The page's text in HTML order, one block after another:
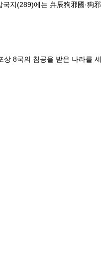
지(289)에는 弁辰狗邪國·狗
8국의 침공을 받은 나라를